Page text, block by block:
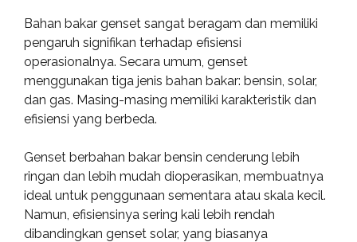
Bahan bakar genset sangat beragam dan memiliki
pengaruh signifikan terhadap efisiensi
operasionalnya. Secara umum, genset
menggunakan tiga jenis bahan bakar: bensin, solar,
dan gas. Masing-masing memiliki karakteristik dan
efisiensi yang berbeda.
Genset berbahan bakar bensin cenderung lebih
ringan dan lebih mudah dioperasikan, membuatnya
ideal untuk penggunaan sementara atau skala kecil.
Namun, efisiensinya sering kali lebih rendah
dibandingkan genset solar, yang biasanya